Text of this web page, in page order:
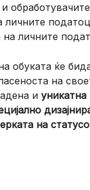
личните
обуката ќе
на
и
на